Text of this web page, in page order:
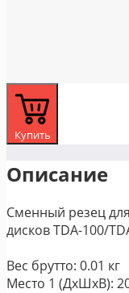
Купить
Описание
Сменный резец
дисков TDA-100/
Вес брутто: 0.01 кг
Место 1 (ДхШхВ):